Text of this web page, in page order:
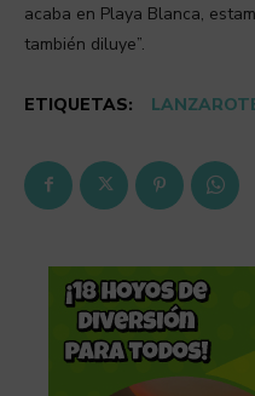
acaba en Playa Blanca,
también diluye”.
ETIQUETAS: